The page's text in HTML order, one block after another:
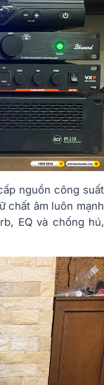
nguồn công suất
chất âm luôn mạnh
EQ và chống hú,